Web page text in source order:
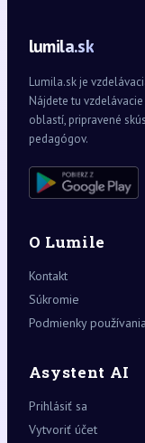
lumila.sk
Lumila.sk je
Nájdete tu
oblastí, pripravené
pedagógov.
O Lumile
Kontakt
Súkromie
Podmienky používania
Asystent AI
Prihlásiť sa
Vytvoriť účet